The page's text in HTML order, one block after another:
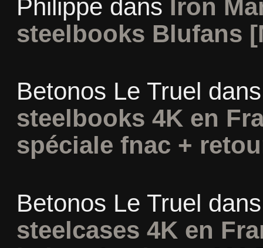
Philippe dans Iron
steelbooks Blufans
Betonos Le Truel
steelbooks 4K en
spéciale fnac +
Betonos Le Truel
steelcases 4K en